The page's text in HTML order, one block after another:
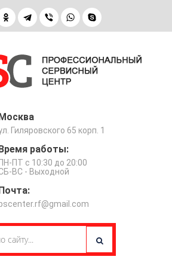
Гиляровского 65 корп. 1
работы:
ПН-ПТ с 10:30 до 20:00
ВС - Выходной